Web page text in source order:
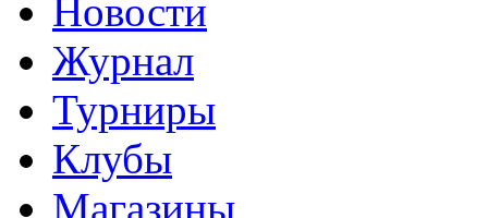
Новости
Журнал
Турниры
Клубы
Магазины